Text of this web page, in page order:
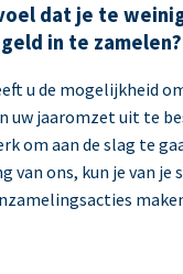
dat je te
geld in te zamelen?
u de mogelijkheid
uw jaaromzet uit te
om aan de slag te
van ons, kun je van je